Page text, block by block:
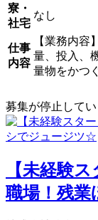
寮・
社宅
なし
仕事
内容
【業務内容
量、投入、
量物をかつ
募集が停止して
【未経験
職場！残